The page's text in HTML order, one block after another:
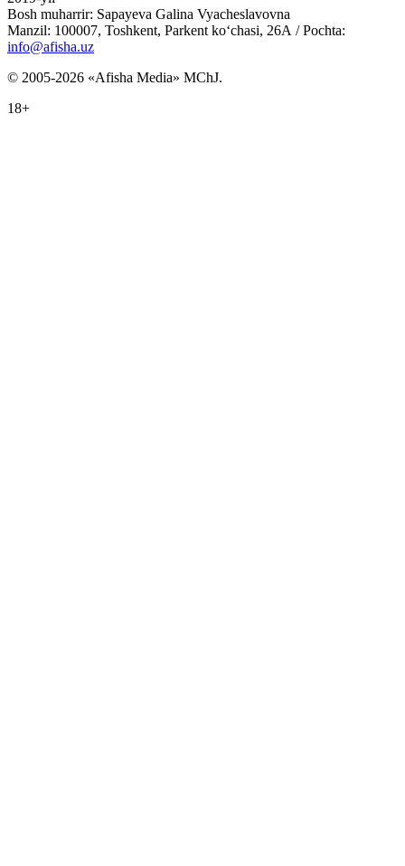
Bosh muharrir: Sapayeva Galina Vyacheslavovna
Manzil: 100007, Toshkent, Parkent ko‘chasi, 26А / Pochta:
info@afisha.uz
© 2005-2026 «Afisha Media» MChJ.
18+